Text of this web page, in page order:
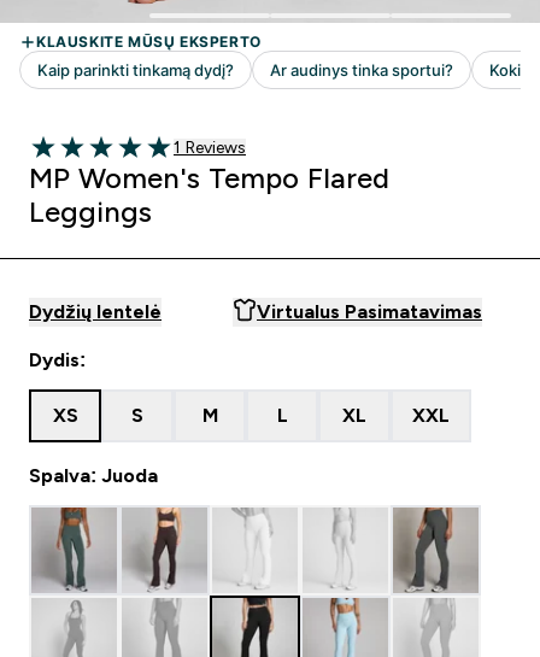
5 out of 5 stars
1 customer reviews
1 Reviews
MP Women's Tempo Flared
Leggings
Dydžių lentelė Virtualus Pasimatavimas
Dydis:
XS S M L XL XXL
Spalva: Juoda